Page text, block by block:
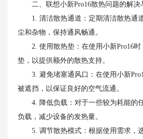
二、联想小新Pro16散热问题的解决
1. 清洁散热通道：定期清洁散热通
尘和杂物，保持通风畅通。
2. 使用散热垫：在使用小新Pro16时
垫，以提供额外的散热支持。
3. 避免堵塞通风口：在使用小新
被遮挡，以保证良好的空气流通。
4. 降低负载：对于一些较为耗能的
负载，减少设备的发热量。
5. 调节散热模式：根据使用需求，